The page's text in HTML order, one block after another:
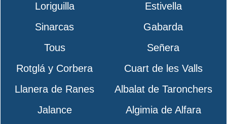
Loriguilla
Estivella
Sinarcas
Gabarda
Tous
Señera
Rotglá y Corbera
Cuart de les Valls
Llanera de Ranes
Albalat de Taronchers
Jalance
Algimia de Alfara